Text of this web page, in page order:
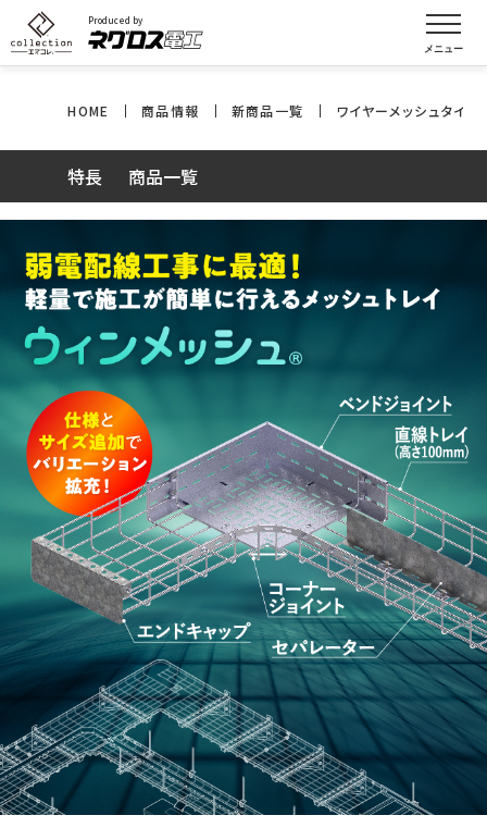
Produced by
HOME 商品情報 新商品一覧 ワイヤーメッシュタイプ
特長 商品一覧